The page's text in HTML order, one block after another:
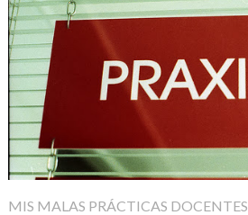
MIS MALAS PRÁCTICAS DOCENTES